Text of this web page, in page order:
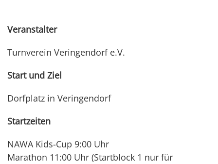
Veranstalter
Turnverein Veringendorf e.V.
Start und Ziel
Dorfplatz in Veringendorf
Startzeiten
NAWA Kids-Cup 9:00 Uhr
Marathon 11:00 Uhr (Startblock 1 nur für